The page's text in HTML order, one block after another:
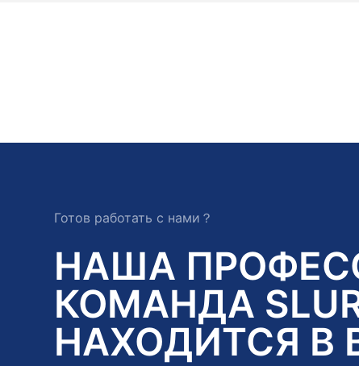
Готов работать с нами？
НАША
КОМАНДА
НАХОДИТСЯ В